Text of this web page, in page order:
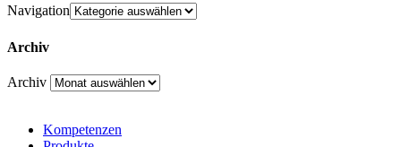
Navigation
Archiv
Archiv
Kompetenzen